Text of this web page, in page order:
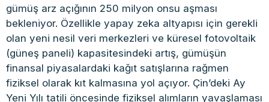
gümüş arz açığının 250 milyon onsu aşması
bekleniyor. Özellikle yapay zeka altyapısı için gerekli
olan yeni nesil veri merkezleri ve küresel fotovoltaik
(güneş paneli) kapasitesindeki artış, gümüşün
finansal piyasalardaki kağıt satışlarına rağmen
fiziksel olarak kıt kalmasına yol açıyor. Çin’deki Ay
Yeni Yılı tatili öncesinde fiziksel alımların yavaşlaması